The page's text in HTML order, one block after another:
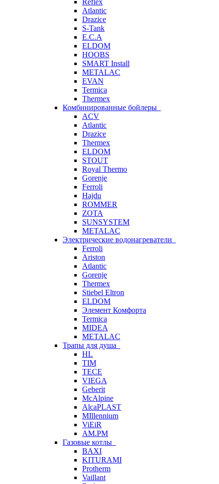
Reflex
Atlantic
Drazice
S-Tank
E.C.A
ELDOM
HOOBS
SMART Install
METALAC
EVAN
Termica
Thermex
Комбинированные бойлеры
ACV
Atlantic
Drazice
Thermex
ELDOM
STOUT
Royal Thermo
Gorenje
Ferroli
Hajdu
ROMMER
ZOTA
SUNSYSTEM
METALAC
Электрические водонагреватели
Ferroli
Ariston
Atlantic
Gorenje
Thermex
Stiebel Eltron
ELDOM
Элемент Комфорта
Termica
MIDEA
METALAC
Трапы для душа
HL
TIM
TECE
VIEGA
Geberit
McAlpine
AlcaPLAST
MIllennium
ViEiR
AM.PM
Газовые котлы
BAXI
KITURAMI
Protherm
Vaillant